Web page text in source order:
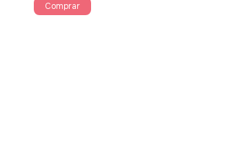
Comprar